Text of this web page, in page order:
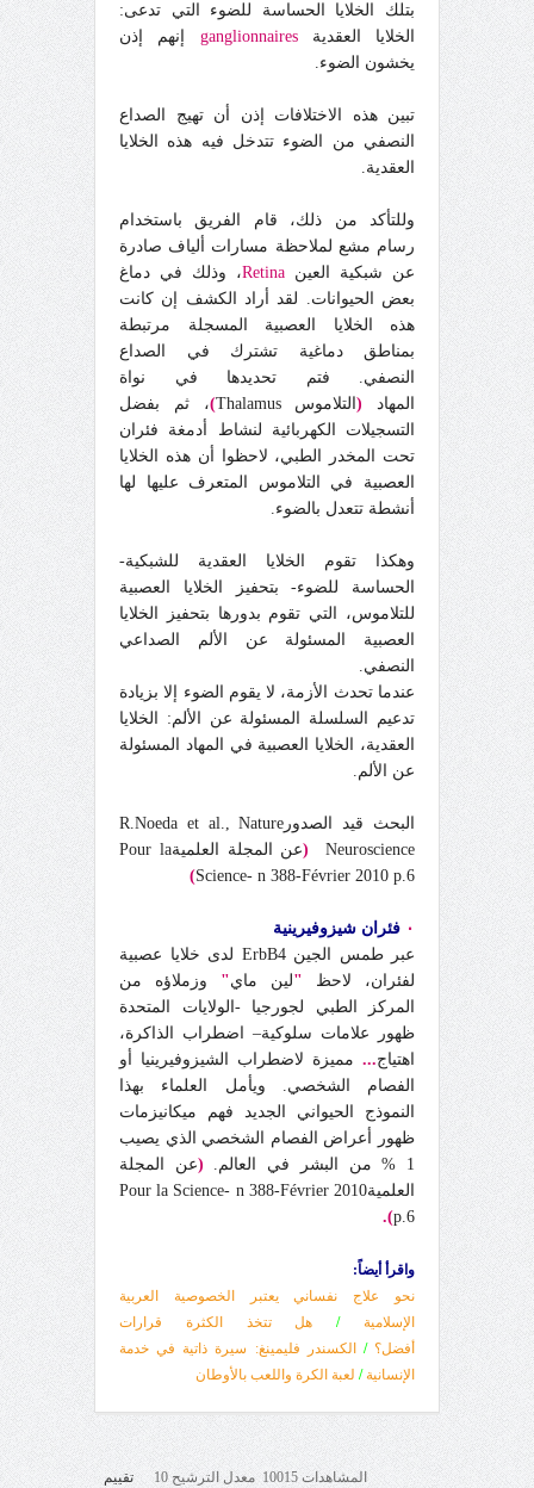
بتلك الخلايا الحساسة للضوء التي تدعى:
الخلايا العقديةganglionnaires إنهم إذن
يخشون الضوء.
تبين هذه الاختلافات إذن أن تهيج الصداع
النصفي من الضوء تتدخل فيه هذه الخلايا
العقدية.
وللتأكد من ذلك، قام الفريق باستخدام
رسام مشع لملاحظة مسارات ألياف صادرة
عن شبكية العين Retina، وذلك في دماغ
بعض الحيوانات. لقد أراد الكشف إن كانت
هذه الخلايا العصبية المسجلة مرتبطة
بمناطق دماغية تشترك في الصداع
النصفي.
فتم تحديدها في نواة
المهاد (التلاموس Thalamus )، ثم بفضل
التسجيلات الكهربائية لنشاط أدمغة فئران
تحت المخدر الطبي، لاحظوا أن هذه الخلايا
العصبية في التلاموس المتعرف عليها لها
أنشطة تتعدل بالضوء.
وهكذا تقوم الخلايا العقدية للشبكية-
الحساسة للضوء- بتحفيز الخلايا العصبية
للتلاموس، التي تقوم بدورها بتحفيز الخلايا
العصبية المسئولة عن الألم الصداعي
النصفي.
عندما تحدث الأزمة، لا يقوم الضوء إلا بزيادة
تدعيم السلسلة المسئولة عن الألم: الخلايا
العقدية، الخلايا العصبية في المهاد المسئولة
عن الألم.
البحث قيد الصدورR.Noeda et al., Nature
Neuroscience
(
عن المجلة العلميةPour la
Science- n 388-Février 2010 p.6
)
٠ فئران شيزوفيرينية
عبر طمس الجين ErbB4 لدى خلايا عصبية
لفئران، لاحظ "لين ماي" وزملاؤه من
المركز الطبي لجورجيا -الولايات المتحدة
ظهور علامات سلوكية– اضطراب الذاكرة،
اهتياج... مميزة لاضطراب الشيزوفيرينيا أو
الفصام الشخصي. ويأمل العلماء بهذا
النموذج الحيواني الجديد فهم ميكانيزمات
ظهور أعراض الفصام الشخصي الذي يصيب
1 % من البشر في العالم.
(عن المجلة
العلميةPour la Science- n 388-Février 2010
p.6
).
واقرأ أيضاً:
نحو علاج نفساني يعتبر الخصوصية العربية
الإسلامية
/
هل تتخذ الكثرة قرارات
أفضل؟ /
الكسندر فليمينغ: سيرة ذاتية في خدمة
الإنسانية / لعبة الكرة واللعب بالأوطان
المشاهدات 10015 معدل الترشيح 10 تقييم